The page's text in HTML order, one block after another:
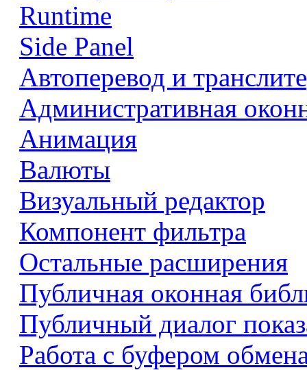
Runtime
Side Panel
Автоперевод и
Административная
Анимация
Валюты
Визуальный редактор
Компонент фильтра
Остальные расширения
Публичная оконная
Публичный диалог
Работа с буфером